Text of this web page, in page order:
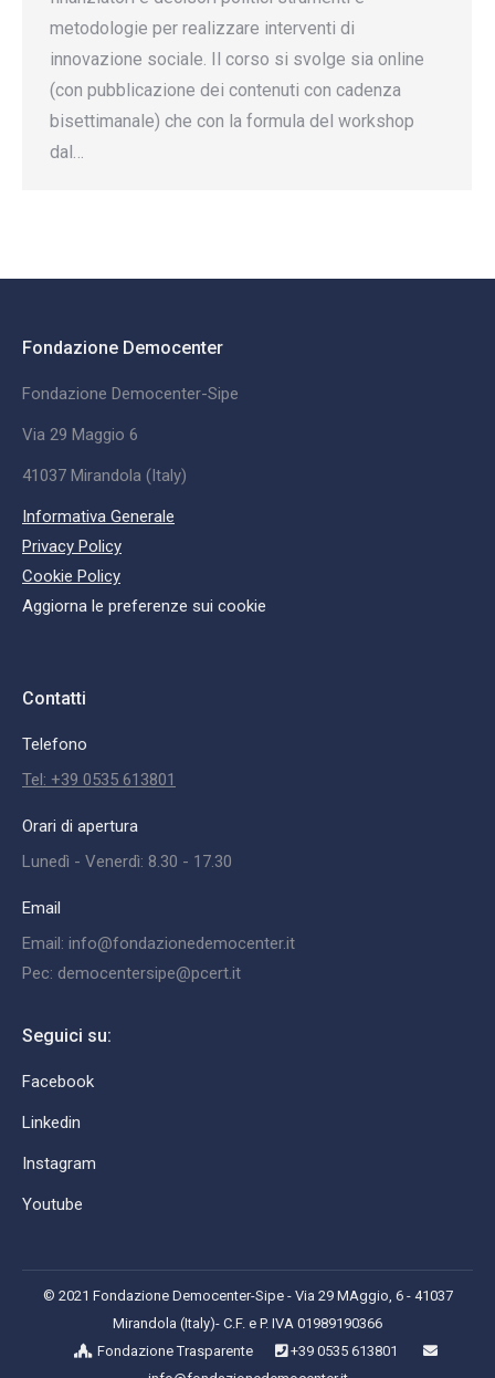
metodologie per realizzare interventi di
innovazione sociale. Il corso si svolge sia online
(con pubblicazione dei contenuti con cadenza
bisettimanale) che con la formula del workshop
dal…
Fondazione Democenter
Fondazione Democenter-Sipe
Via 29 Maggio 6
41037 Mirandola (Italy)
Informativa Generale
Privacy Policy
Cookie Policy
Aggiorna le preferenze sui cookie
Contatti
Telefono
Tel: +39 0535 613801
Orari di apertura
Lunedì - Venerdì: 8.30 - 17.30
Email
Email: info@fondazionedemocenter.it
Pec: democentersipe@pcert.it
Seguici su:
Facebook
Linkedin
Instagram
Youtube
© 2021 Fondazione Democenter-Sipe - Via 29 MAggio, 6 - 41037
Mirandola (Italy)- C.F. e P. IVA 01989190366
Fondazione Trasparente
+39 0535 613801